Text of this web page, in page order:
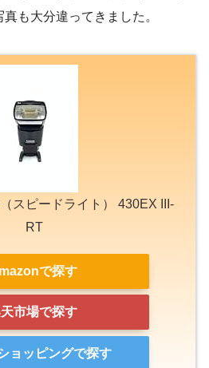
も大分違ってきました。
スピードライト） 430EX III-
RT
で探す
市場で探す
ョッピングで探す